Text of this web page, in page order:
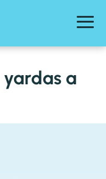
yardas a